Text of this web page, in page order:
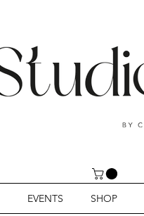
EVENTS SHOP